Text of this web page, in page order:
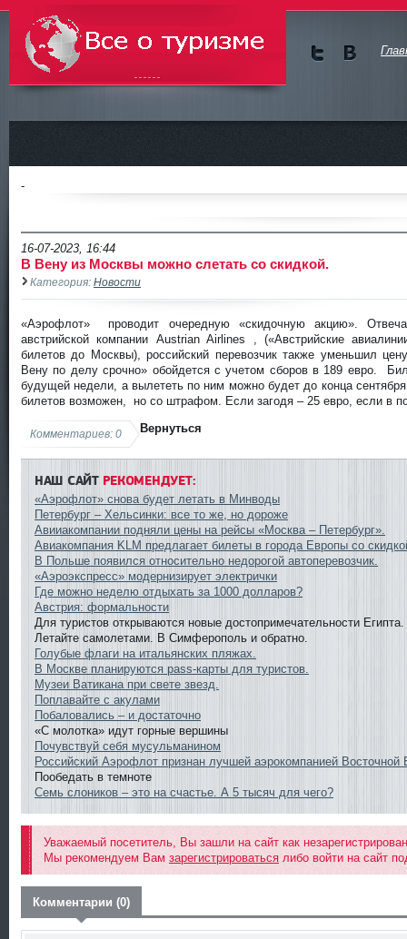
Всё о туризме
-
16-07-2023, 16:44
В Вену из Москвы можно слетать со скидкой.
Категория: Новости
«Аэрофлот» проводит очередную «скидочную акцию».
австрийской компании Austrian Airlines , («Австрийские
билетов до Москвы), российский перевозчик также уменьшил
Вену по делу срочно» обойдется с учетом сборов в 189 евро.
будущей недели, а вылететь по ним можно будет до конца
билетов возможен, но со штрафом. Если загодя – 25 евро, если в
Вернуться
Комментариев: 0
НАШ САЙТРЕКОМЕНДУЕТ:
«Аэрофлот» снова будет летать в Минводы
Петербург – Хельсинки: все то же, но дороже
Авииакомпании подняли цены на рейсы «Москва – Петербург».
Авиакомпания KLM предлагает билеты в города Европы со
В Польше появился относительно недорогой автоперевозчик.
«Аэроэкспресс» модернизирует электрички
Где можно неделю отдыхать за 1000 долларов?
Австрия: формальности
Для туристов открываются новые достопримечательности Египта.
Летайте самолетами. В Симферополь и обратно.
Голубые флаги на итальянских пляжах.
В Москве планируются pass-карты для туристов.
Музеи Ватикана при свете звезд.
Поплавайте с акулами
Побаловались – и достаточно
«С молотка» идут горные вершины
Почувствуй себя мусульманином
Российский Аэрофлот признан лучшей аэрокомпанией Восточной
Пообедать в темноте
Семь слоников – это на счастье. А 5 тысяч для чего?
Уважаемый посетитель, Вы зашли на сайт как
Мы рекомендуем Вам зарегистрироваться либо войти на сайт
Комментарии (0)